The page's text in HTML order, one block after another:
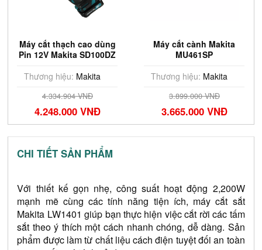
Máy cắt thạch cao dùng
Pin 12V Makita SD100DZ
Thương hiệu: Makita
4.334.904 VNĐ
4.248.000 VNĐ
Máy cắt cành Makita
MU461SP
Thương hiệu: Makita
3.899.000 VNĐ
3.665.000 VNĐ
CHI TIẾT SẢN PHẨM
Với thiết kế gọn nhẹ, công suất hoạt động 2,200W
mạnh mẽ cùng các tính năng tiện ích, máy cắt sắt
Makita LW1401 giúp bạn thực hiện việc cắt rời các tấm
sắt theo ý thích một cách nhanh chóng, dễ dàng. Sản
phẩm được làm từ chất liệu cách điện tuyệt đối an toàn